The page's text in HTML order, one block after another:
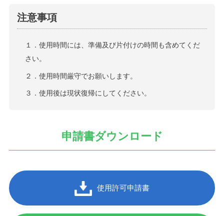
注意事項
１．使用時間には、準備及び片付けの時間も含めてくだ
さい。
２．使用時間厳守でお願いします。
３．使用後は現状復帰にしてください。
申請書ダウンロード
使用許可申請書